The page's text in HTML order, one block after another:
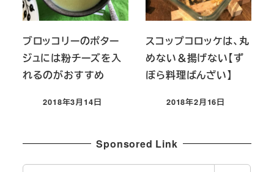
ブロッコリーのポター
ジュには粉チーズを入
れるのがおすすめ
投稿日
2018年3月14日
スコップコロッケは、丸
めない＆揚げない【ず
ぼら料理ばんざい】
投稿日
2018年2月16日
Sponsored Link